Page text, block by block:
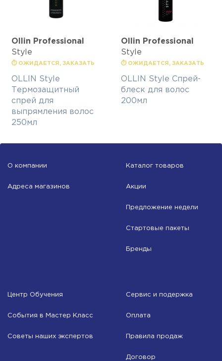
Ollin Professional
Style
⏱ ОЖИДАЕТСЯ, ЗАКАЗАТЬ
OLLIN Style
Термозащитный
спрей для
выпрямления волос
250мл
Ollin Professional
Style
⏱ ОЖИДАЕТСЯ, ЗАКАЗАТЬ
OLLIN Style Спрей-
блеск для волос
200мл
О компании
Адреса магазинов
Каталог товаров
Акции
Предложение недели
Стартовые пакеты
Бренды
Центр Обучения
События в Мастер Класс
Советы наших экспертов
Сервис и подержка
Оплата
Правила продаж
Договор